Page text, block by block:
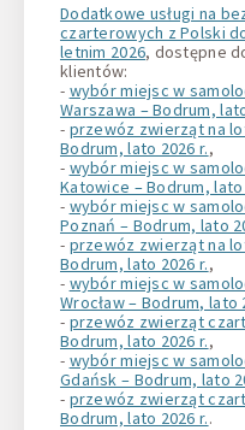
Dodatkowe usługi na
czarterowych z Polski
letnim 2026, dostępne
klientów:
- wybór miejsc w
Warszawa – Bodrum,
- przewóz zwierząt na
Bodrum, lato 2026 r.,
- wybór miejsc w
Katowice – Bodrum, lato
- wybór miejsc w
Poznań – Bodrum, lato
- przewóz zwierząt na
Bodrum, lato 2026 r.,
- wybór miejsc w
Wrocław – Bodrum, lato
- przewóz zwierząt
Bodrum, lato 2026 r.,
- wybór miejsc w
Gdańsk – Bodrum, lato
- przewóz zwierząt
Bodrum, lato 2026 r..